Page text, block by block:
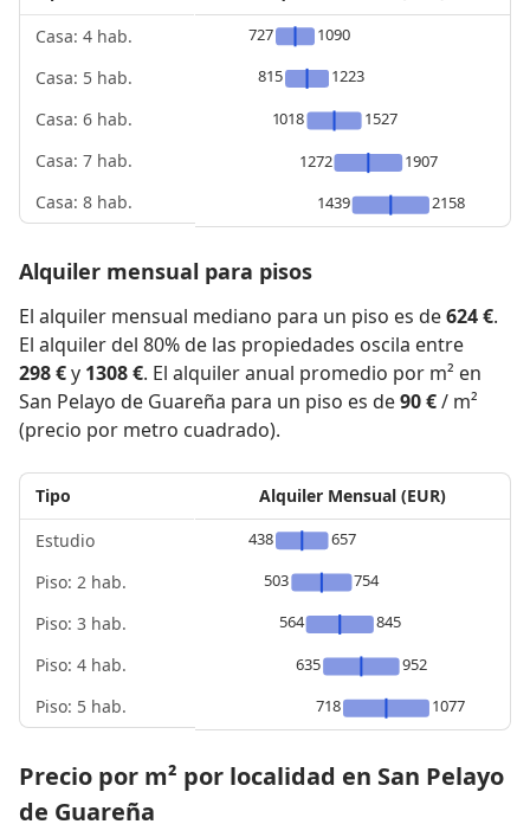
Casa: 4 hab.
Casa: 5 hab.
Casa: 6 hab.
Casa: 7 hab.
Casa: 8 hab.
727
1090
815
1223
1018
1527
1272
1907
1439
2158
Alquiler mensual para pisos
El alquiler mensual mediano para un piso es de624 €.
El alquiler del 80% de las propiedades oscila entre
298 €y 1308 €. El alquiler anual promedio por m² en
San Pelayo de Guareña para un piso es de90 €/ m²
(precio por metro cuadrado).
Tipo
Estudio
Piso: 2 hab.
Piso: 3 hab.
Piso: 4 hab.
Piso: 5 hab.
Alquiler Mensual (EUR)
438
657
503
754
564
845
635
952
718
1077
Precio por m² por localidad en San Pelayo
de Guareña